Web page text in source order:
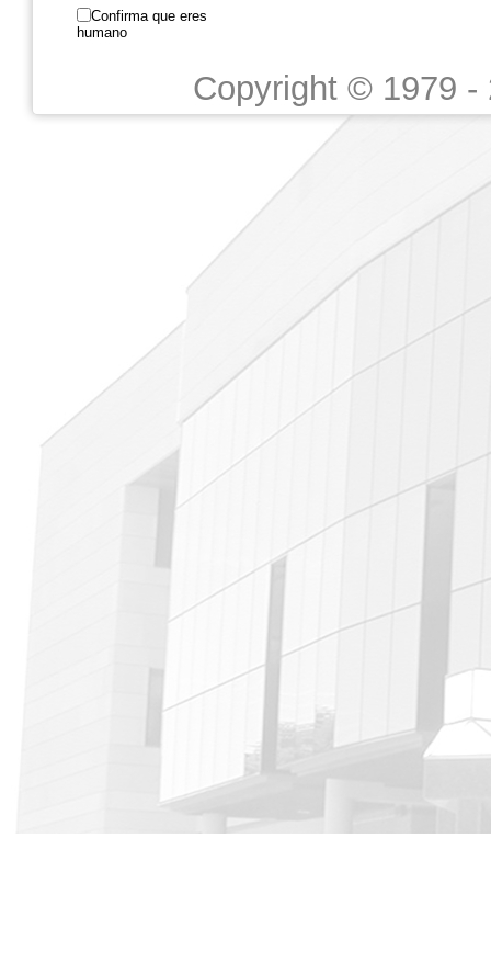
Confirma que eres
humano
Copyright © 1979 -